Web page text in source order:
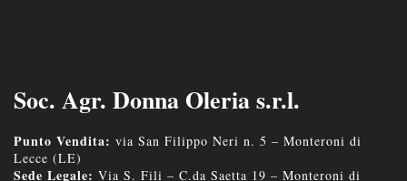
Soc. Agr. Donna Oleria s.r.l.
Punto Vendita: via San Filippo Neri n. 5 – Monteroni di
Lecce (LE)
Sede Legale: Via S. Fili – C.da Saetta 19 – Monteroni di